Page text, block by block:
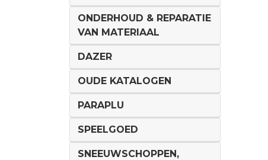
ONDERHOUD & REPARATIE
VAN MATERIAAL
DAZER
OUDE KATALOGEN
PARAPLU
SPEELGOED
SNEEUWSCHOPPEN,